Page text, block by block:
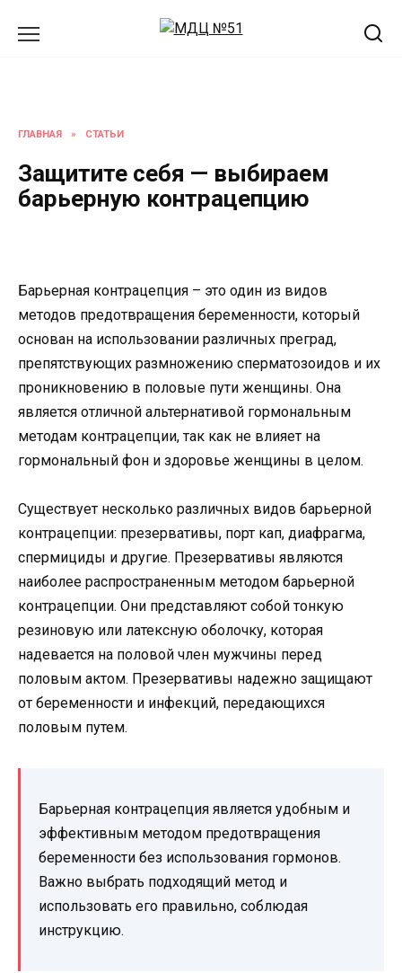
ГЛАВНАЯ » СТАТЬИ
Защитите себя — выбираем
барьерную контрацепцию
Барьерная контрацепция – это один из видов
методов предотвращения беременности, который
основан на использовании различных преград,
препятствующих размножению сперматозоидов и их
проникновению в половые пути женщины. Она
является отличной альтернативой гормональным
методам контрацепции, так как не влияет на
гормональный фон и здоровье женщины в целом.
Существует несколько различных видов барьерной
контрацепции: презервативы, порт кап, диафрагма,
спермициды и другие. Презервативы являются
наиболее распространенным методом барьерной
контрацепции. Они представляют собой тонкую
резиновую или латексную оболочку, которая
надевается на половой член мужчины перед
половым актом. Презервативы надежно защищают
от беременности и инфекций, передающихся
половым путем.
Барьерная контрацепция является удобным и
эффективным методом предотвращения
беременности без использования гормонов.
Важно выбрать подходящий метод и
использовать его правильно, соблюдая
инструкцию.